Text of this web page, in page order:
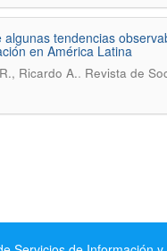
algunas tendencias
en América Latina
Ricardo A.. Revista de